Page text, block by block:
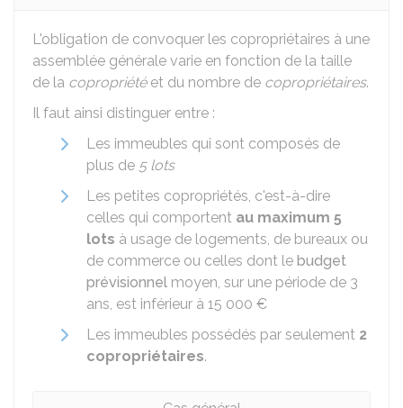
L'obligation de convoquer les copropriétaires à une
assemblée générale varie en fonction de la taille
de la copropriétéet du nombre de copropriétaires.
Il faut ainsi distinguer entre :
Les immeubles qui sont composés de
plus de 5 lots
Les petites copropriétés, c'est-à-dire
celles qui comportent au maximum 5
lots à usage de logements, de bureaux ou
de commerce ou celles dont le budget
prévisionnel moyen, sur une période de 3
ans, est inférieur à 15 000 €
Les immeubles possédés par seulement 2
copropriétaires.